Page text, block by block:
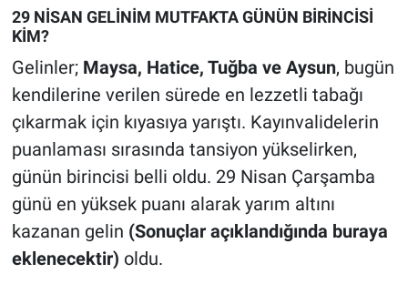
29 NİSAN GELİNİM MUTFAKTA GÜNÜN BİRİNCİSİ
KİM?
Gelinler; Maysa, Hatice, Tuğba ve Aysun, bugün
kendilerine verilen sürede en lezzetli tabağı
çıkarmak için kıyasıya yarıştı. Kayınvalidelerin
puanlaması sırasında tansiyon yükselirken,
günün birincisi belli oldu. 29 Nisan Çarşamba
günü en yüksek puanı alarak yarım altını
kazanan gelin (Sonuçlar açıklandığında buraya
eklenecektir) oldu.